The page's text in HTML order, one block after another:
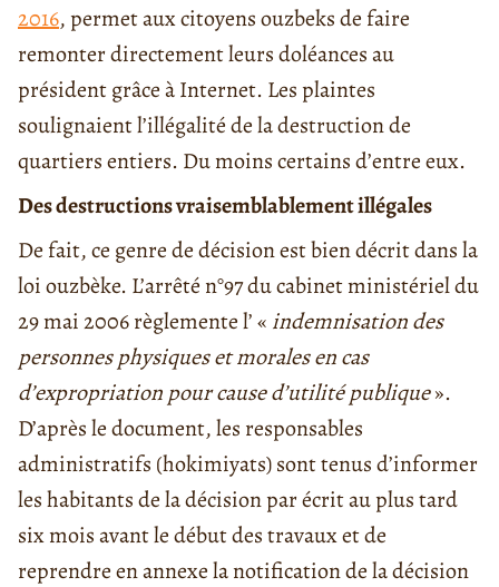
2016, permet aux citoyens ouzbeks de faire
remonter directement leurs doléances au
président grâce à Internet. Les plaintes
soulignaient l’illégalité de la destruction de
quartiers entiers. Du moins certains d’entre eux.
Des destructions vraisemblablement illégales
De fait, ce genre de décision est bien décrit dans la
loi ouzbèke. L’arrêté n°97 du cabinet ministériel du
29 mai 2006 règlemente l’ « indemnisation des
personnes physiques et morales en cas
d’expropriation pour cause d’utilité publique».
D’après le document, les responsables
administratifs (hokimiyats) sont tenus d’informer
les habitants de la décision par écrit au plus tard
six mois avant le début des travaux et de
reprendre en annexe la notification de la décision